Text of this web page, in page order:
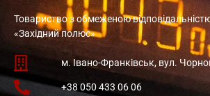
Товариство з обмеженою
«Західний полюс»
м. Івано-Франківськ, вул.
+38 050 433 06 06